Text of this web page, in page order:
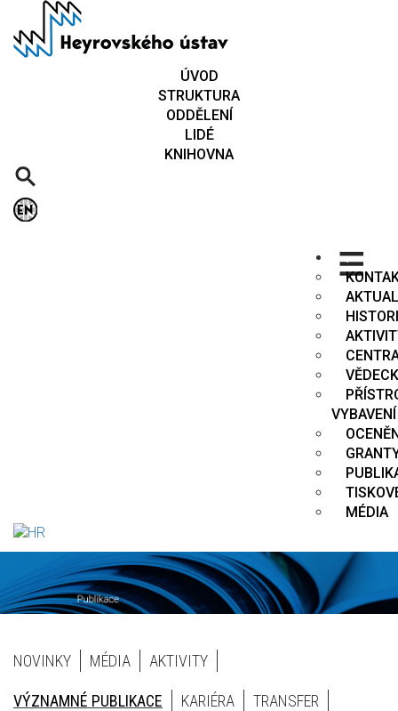
hlavnímu
ÚVOD
STRUKTURA
ODDĚLENÍ
LIDÉ
KNIHOVNA
.
VYBAVENÍ
MÉDIA
Homepage
Blocks
NOVINKY MÉDIA AKTIVITY
VÝZNAMNÉ PUBLIKACE KARIÉRA TRANSFER